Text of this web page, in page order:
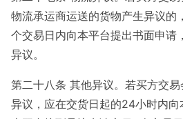
物流承运商运送的货物产生异议的
个交易日内向本平台提出书面申请
异议。
第二十八条 其他异议。若买方交
异议，应在交货日起的24小时内向